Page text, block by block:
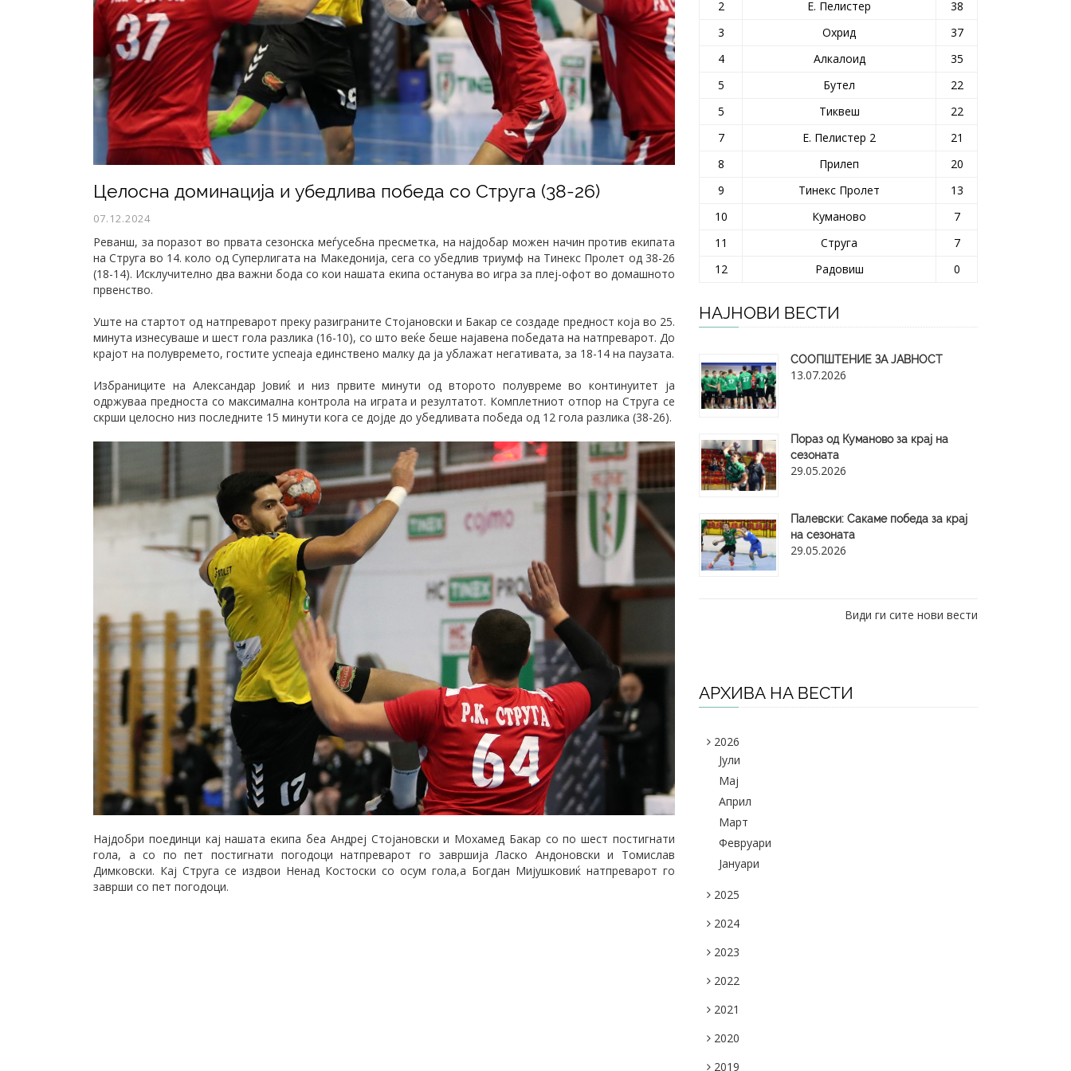
Целосна доминација и убедлива победа со Струга (38-26)
07.12.2024
Реванш, за поразот во првата сезонска меѓусебна пресметка, на најдобар можен начин против екипата
на Струга во 14. коло од Суперлигата на Македонија, сега со убедлив триумф на Тинекс Пролет од 38-26
(18-14). Исклучително два важни бода со кои нашата екипа останува во игра за плеј-офот во домашното
првенство.
Уште на стартот од натпреварот преку разиграните Стојановски и Бакар се создаде предност која во 25.
минута изнесуваше и шест гола разлика (16-10), со што веќе беше најавена победата на натпреварот. До
крајот на полувремето, гостите успеаја единствено малку да ја ублажат негативата, за 18-14 на паузата.
Избраниците на Александар Јовиќ и низ првите минути од второто полувреме во континуитет ја
одржуваа предноста со максимална контрола на играта и резултатот. Комплетниот отпор на Струга се
скрши целосно низ последните 15 минути кога се дојде до убедливата победа од 12 гола разлика (38-26).
Најдобри поединци кај нашата екипа беа Андреј Стојановски и Мохамед Бакар со по шест постигнати
гола, а со по пет постигнати погодоци натпреварот го завршија Ласко Андоновски и Томислав
Димковски. Кај Струга се издвои Ненад Костоски со осум гола,а Богдан Мијушковиќ натпреварот го
заврши со пет погодоци.
2 Е. Пелистер
38
3
Охрид
37
4
Алкалоид
35
5
Бутел
22
5
Тиквеш
22
7
Е. Пелистер 2
21
8
Прилеп
20
9
Тинекс Пролет
13
10
Куманово
7
11
Струга
7
12
Радовиш 0
НАЈНОВИ ВЕСТИ
СООПШТЕНИЕ ЗА ЈАВНОСТ
13.07.2026
Пораз од Куманово за крај на
сезоната
29.05.2026
​Палевски: Сакаме победа за крај
на сезоната
29.05.2026
Види ги сите нови вести
АРХИВА НА ВЕСТИ
2026
Јули
Maj
Април
Март
Февруари
Јануари
2025
2024
2023
2022
2021
2020
2019